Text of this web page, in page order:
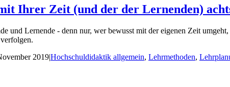
Ihrer Zeit (und der der Lernenden)
und Lernende - denn nur, wer bewusst mit der eigenen Zeit
2019|Hochschuldidaktik allgemein, Lehrmethoden,